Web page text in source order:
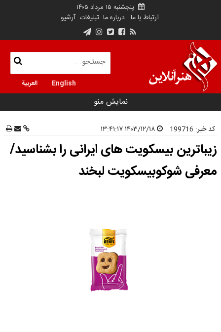
پنجشنبه ۱۵ مرداد ۱۴۰۵
ارتباط با ما درباره ما تبلیغات آرشیو
English العربية
نمایش منو
کد خبر: 199716
زیباترین بیسکویت های ایرانی را بشناسید/
معرفی شوکوبیسکویت لبخند